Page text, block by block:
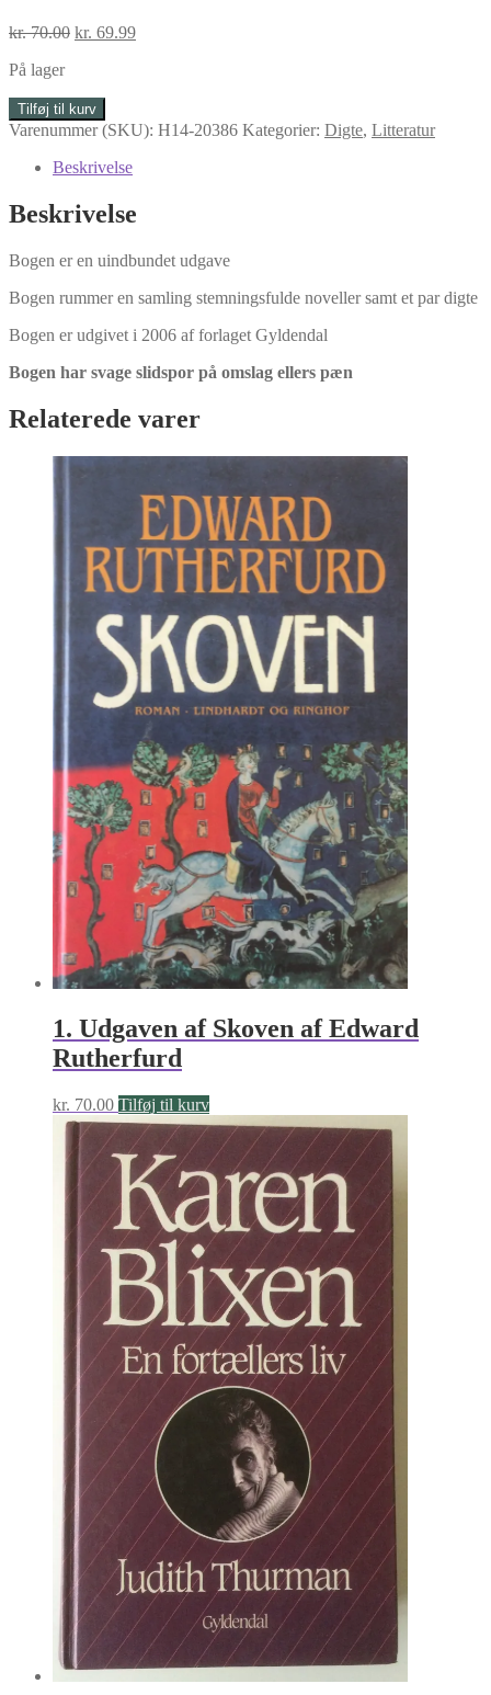
kr.70.00 Den
kr. 70.00.
kr. 69.99Den
På lager
Halvvejen
til
Reuter
antal
Tilføj til kurv
Varenummer (SKU): H14-20386 Kategorier: Digte, Litteratur
Beskrivelse
Beskrivelse
Bogen er en uindbundet udgave
Bogen rummer en samling stemningsfulde noveller samt et par digte
Bogen er udgivet i 2006 af forlaget Gyldendal
Bogen har svage slidspor på omslag ellers pæn
Relaterede varer
1. Udgaven af Skoven af Edward
Rutherfurd
kr. 70.00 Tilføj til kurv